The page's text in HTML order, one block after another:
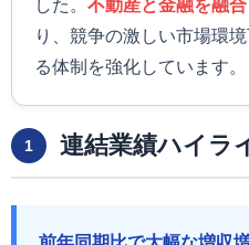
した。 不動産と金融を融合
り、競争の激しい市場環
る体制を強化しています。
1 連結業績ハイラ